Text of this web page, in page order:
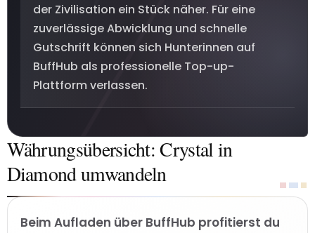
der Zivilisation ein Stück näher. Für eine
zuverlässige Abwicklung und schnelle
Gutschrift können sich Hunterinnen auf
BuffHub als professionelle Top-up-
Plattform verlassen.
Währungsübersicht: Crystal in
Diamond umwandeln
Beim Aufladen über BuffHub profitierst du